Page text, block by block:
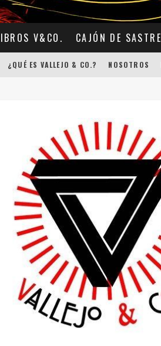
V&CO. CAJÓN DE SASTRE
¿QUÉ ES VALLEJO & CO.? NOSOTROS